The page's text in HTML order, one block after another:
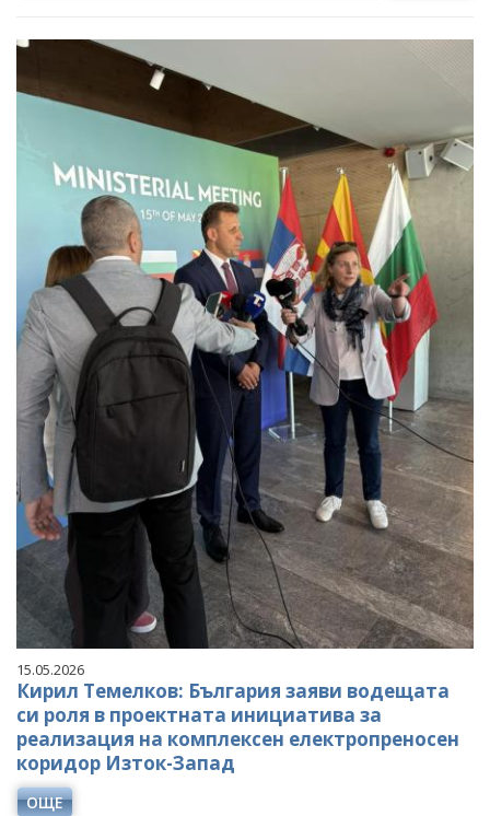
15.05.2026
Кирил Темелков: България заяви водещата
си роля в проектната инициатива за
реализация на комплексен електропреносен
коридор Изток-Запад
ОЩЕ